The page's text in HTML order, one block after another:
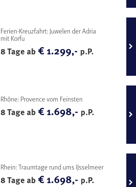
Ferien-Kreuzfahrt: Juwelen der Adria
mit Korfu
8 Tage ab€ 1.299,- p.P.
Rhône: Provence vom Feinsten
8 Tage ab€ 1.698,- p.P.
Rhein: Traumtage rund ums IJsselmeer
8 Tage ab€ 1.698,- p.P.